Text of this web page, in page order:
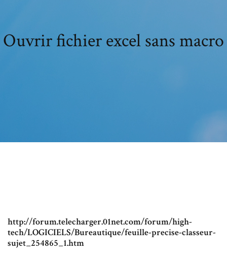
Ouvrir fichier excel sans macro
http://forum.telecharger.01net.com/forum/high-
tech/LOGICIELS/Bureautique/feuille-precise-classeur-
sujet_254865_1.htm